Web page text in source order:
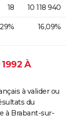
18 10 118 940
16,09%
À
à valider ou
du
à Brabant-sur-